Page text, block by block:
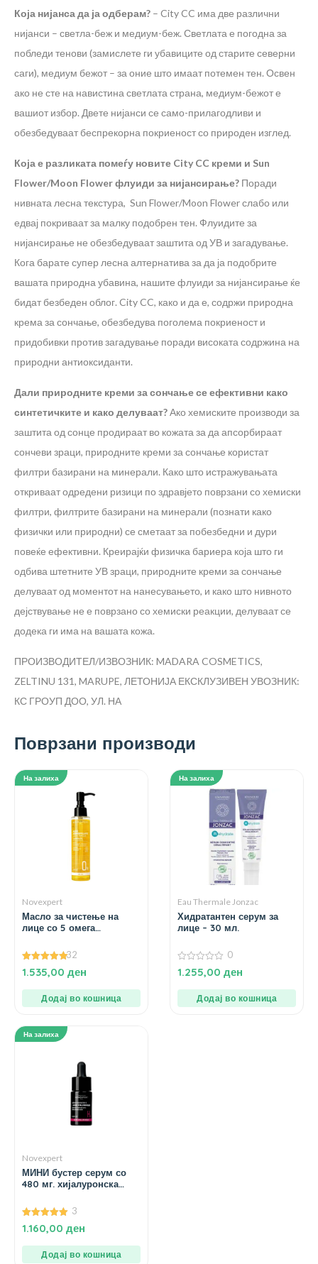
Која нијанса да ја одберам? – City CC има две различни
нијанси – светла-беж и медиум-беж. Светлата е погодна за
побледи тенови (замислете ги убавиците од старите северни
саги), медиум бежот – за оние што имаат потемен тен. Освен
ако не сте на навистина светлата страна, медиум-бежот е
вашиот избор. Двете нијанси се само-прилагодливи и
обезбедуваат беспрекорна покриеност со природен изглед.
Која е разликата помеѓу новите City CC креми и Sun
Flower/Moon Flower флуиди за нијансирање? Поради
нивната лесна текстура, Sun Flower/Moon Flower слабо или
едвај покриваат за малку подобрен тен. Флуидите за
нијансирање не обезбедуваат заштита од УВ и загадување.
Кога барате супер лесна алтернатива за да ја подобрите
вашата природна убавина, нашите флуиди за нијансирање ќе
бидат безбеден облог. City CC, како и да е, содржи природна
крема за сончање, обезбедува поголема покриеност и
придобивки против загадување поради високата содржина на
природни антиоксиданти.
Дали природните креми за сончање се ефективни како
синтетичките и како делуваат?Ако хемиските производи за
заштита од сонце продираат во кожата за да апсорбираат
сончеви зраци, природните креми за сончање користат
филтри базирани на минерали. Како што истражувањата
откриваат одредени ризици по здравјето поврзани со хемиски
филтри, филтрите базирани на минерали (познати како
физички или природни) се сметаат за побезбедни и дури
повеќе ефективни. Креирајќи физичка бариера која што ги
одбива штетните УВ зраци, природните креми за сончање
делуваат од моментот на нанесувањето, и како што нивното
дејствување не е поврзано со хемиски реакции, делуваат се
додека ги има на вашата кожа.
ПРОИЗВОДИТЕЛ/ИЗВОЗНИК: MADARA COSMETICS,
ZELTINU 131, MARUPE, ЛЕТОНИЈА ЕКСКЛУЗИВЕН УВОЗНИК:
КС ГРОУП ДОО, УЛ. НА
Поврзани производи
На залиха
Novexpert
Масло за чистење на
лице со 5 омега
5.00
од 5
32
1.535,00 ден
Додај во кошница
На залиха
Eau Thermale Jonzac
Хидратантен серум за
лице – 30 мл.
0
од
0
1.255,00 ден
Додај во кошница
На залиха
Novexpert
МИНИ бустер серум со
480 мг. хијалуронска
5.00
од 5
3
1.160,00 ден
Додај во кошница